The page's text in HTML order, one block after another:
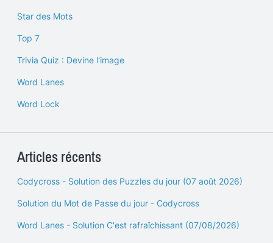
Star des Mots
Top 7
Trivia Quiz : Devine l'image
Word Lanes
Word Lock
Articles récents
Codycross - Solution des Puzzles du jour (07 août 2026)
Solution du Mot de Passe du jour - Codycross
Word Lanes - Solution C'est rafraîchissant (07/08/2026)